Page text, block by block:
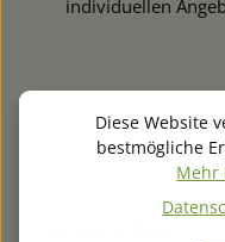
individuellen
✓ Antwort am
✓ Auch für
✓
Diese Website
bestmögliche
Mehr